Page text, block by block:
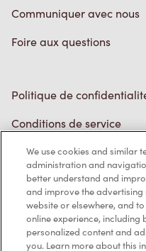
Foire aux questions
Conditions de service
Marques de commerce
Accessibilité
Diagnostic
Contactez-nous
We use cookies and similar
administration and
better understand and
and improve the
website or elsewhere, and
online experience,
personalized content and
you. Learn more about this